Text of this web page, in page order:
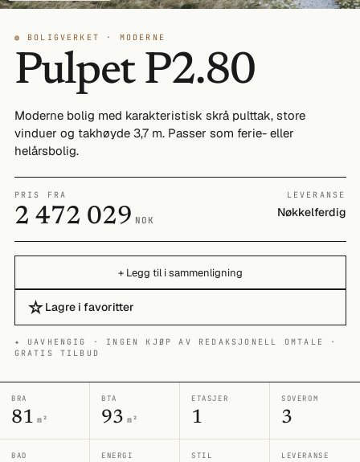
◍ BOLIGVERKET · MODERNE
Pulpet P2.80
Moderne bolig med karakteristisk skrå pulttak, store
vinduer og takhøyde 3,7 m. Passer som ferie- eller
helårsbolig.
PRIS FRA
2 472 029 NOK
LEVERANSE
Nøkkelferdig
+ Legg til i sammenligning
☆Lagre i favoritter
✦ UAVHENGIG · INGEN KJØP AV REDAKSJONELL OMTALE ·
GRATIS TILBUD
BRA
81 m²
BTA
93 m²
ETASJER
1
SOVEROM
3
BAD ENERGI STIL LEVERANSE